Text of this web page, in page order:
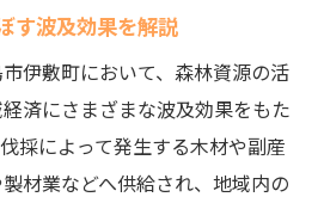
のバランスが管理効率を左右
源最適化と経営の実践例紹介
クスを活用した課題解決策
りには伐採後の再造林が重要
す波及効果を解説
伊敷町において、森林資源の活
済にさまざまな波及効果をもた
採によって発生する木材や副産
材業などへ供給され、地域内の